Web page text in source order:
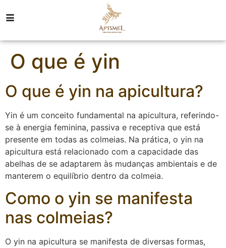
O que é yin
O que é yin na apicultura?
Yin é um conceito fundamental na apicultura, referindo-
se à energia feminina, passiva e receptiva que está
presente em todas as colmeias. Na prática, o yin na
apicultura está relacionado com a capacidade das
abelhas de se adaptarem às mudanças ambientais e de
manterem o equilíbrio dentro da colmeia.
Como o yin se manifesta
nas colmeias?
O yin na apicultura se manifesta de diversas formas,